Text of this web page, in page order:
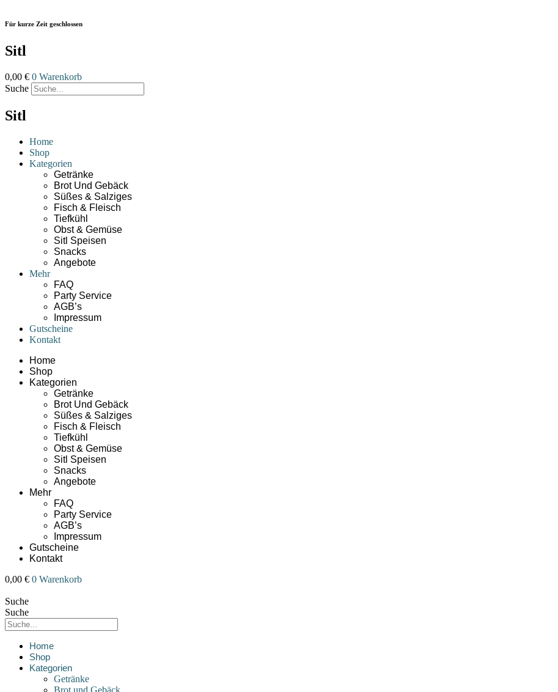
Inhalt
Für kurze Zeit geschlossen
Sitl
0,00 € 0 Warenkorb
Suche
Sitl
Home
Shop
Kategorien
Getränke
Brot Und Gebäck
Süßes & Salziges
Fisch & Fleisch
Tiefkühl
Obst & Gemüse
Sitl Speisen
Snacks
Angebote
Mehr
FAQ
Party Service
AGB’s
Impressum
Gutscheine
Kontakt
Home
Shop
Kategorien
Getränke
Brot Und Gebäck
Süßes & Salziges
Fisch & Fleisch
Tiefkühl
Obst & Gemüse
Sitl Speisen
Snacks
Angebote
Mehr
FAQ
Party Service
AGB’s
Impressum
Gutscheine
Kontakt
0,00 € 0 Warenkorb
Suche
Suche
Home
Shop
Kategorien
Getränke
Brot und Gebäck